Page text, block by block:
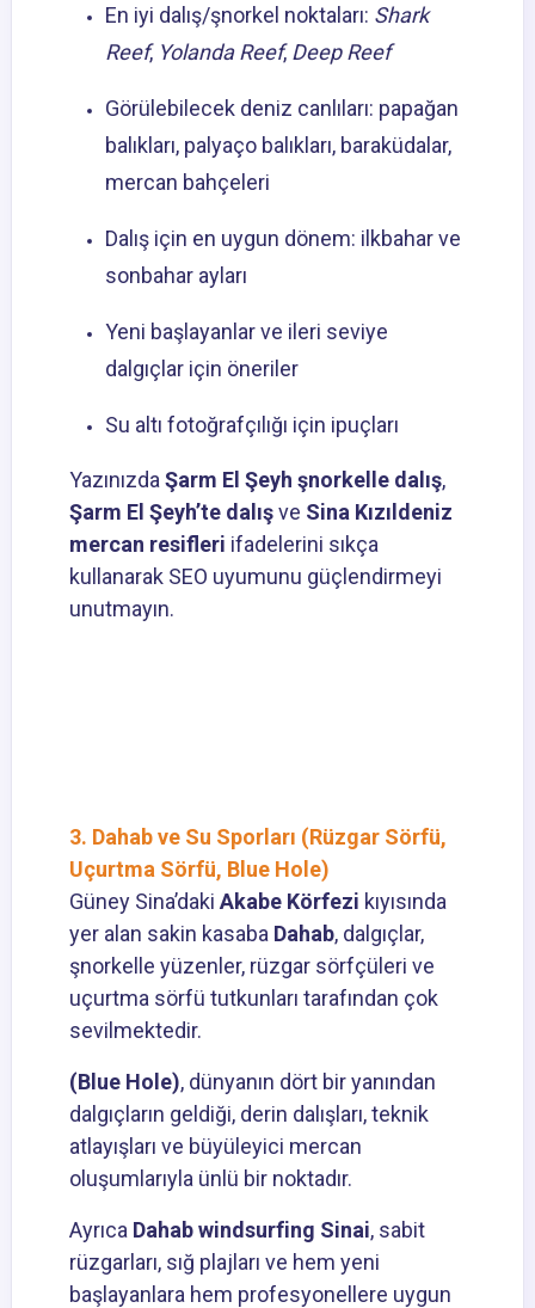
En iyi dalış/şnorkel noktaları: Shark
Reef, Yolanda Reef,Deep Reef
Görülebilecek deniz canlıları: papağan
balıkları, palyaço balıkları, baraküdalar,
mercan bahçeleri
Dalış için en uygun dönem: ilkbahar ve
sonbahar ayları
Yeni başlayanlar ve ileri seviye
dalgıçlar için öneriler
Su altı fotoğrafçılığı için ipuçları
Yazınızda Şarm El Şeyh şnorkelle dalış,
Şarm El Şeyh’te dalışve Sina Kızıldeniz
mercan resifleri ifadelerini sıkça
kullanarak SEO uyumunu güçlendirmeyi
unutmayın.
3. Dahab ve Su Sporları (Rüzgar Sörfü,
Uçurtma Sörfü, Blue Hole)
Güney Sina’daki Akabe Körfezi kıyısında
yer alan sakin kasaba Dahab, dalgıçlar,
şnorkelle yüzenler, rüzgar sörfçüleri ve
uçurtma sörfü tutkunları tarafından çok
sevilmektedir.
(Blue Hole), dünyanın dört bir yanından
dalgıçların geldiği, derin dalışları, teknik
atlayışları ve büyüleyici mercan
oluşumlarıyla ünlü bir noktadır.
Ayrıca Dahab windsurfing Sinai, sabit
rüzgarları, sığ plajları ve hem yeni
başlayanlara hem profesyonellere uygun